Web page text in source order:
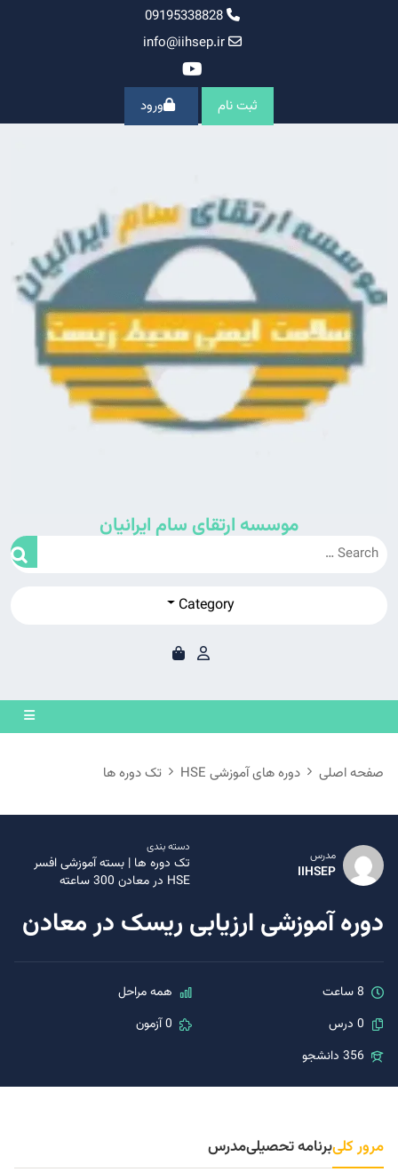
09195338828
info@iihsep.ir
ثبت نام ورود
موسسه ارتقای سام ایرانیان
Category
صفحه اصلی دوره های آموزشی HSE تک دوره ها
مدرس
IIHSEP
دسته بندی
تک دوره ها | بسته آموزشی افسر
HSE در معادن 300 ساعته
دوره آموزشی ارزیابی ریسک در معادن
8 ساعت
همه مراحل
0 درس
0 آزمون
356 دانشجو
مرور کلیبرنامه تحصیلیمدرس